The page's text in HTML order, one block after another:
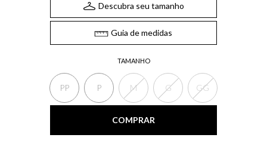
TAMANHO
PP P M G GG
Descubra seu tamanho
Guia de medidas
COMPRAR